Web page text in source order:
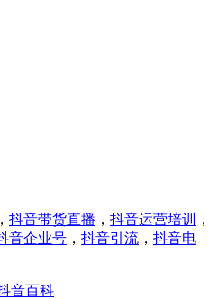
， 抖音带货直播 ， 抖音运营培训
，
音企业号 ， 抖音引流 ， 抖音电
音百科